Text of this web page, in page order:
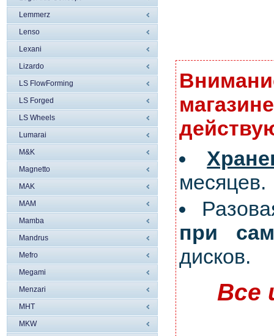
Lemmerz
Lenso
Lexani
Lizardo
LS FlowForming
LS Forged
LS Wheels
Lumarai
M&K
Magnetto
MAK
MAM
Mamba
Mandrus
Mefro
Megami
Menzari
MHT
MKW
месяцев.
при
дисков.
Все